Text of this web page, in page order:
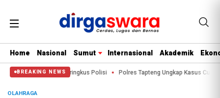
Home Nasional Sumut Internasional Akademik
BREAKING NEWS
Tengah Diringkus Polisi Polres Tapteng Ungkap Kasus Curanmor di
OLAHRAGA